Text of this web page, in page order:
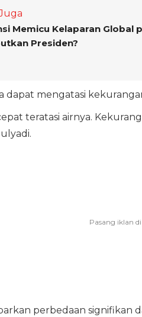
Memicu Kelaparan Global
Presiden?
mengatasi
teratasi airnya.
perbedaan signifikan